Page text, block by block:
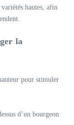
hautes, afin
la
pour stimuler
d’un bourgeon